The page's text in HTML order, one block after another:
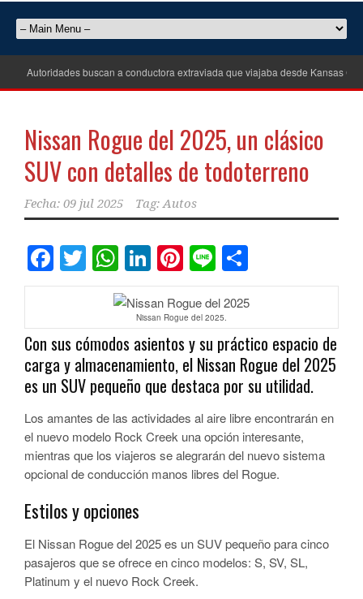
Autoridades buscan a conductora extraviada que viajaba desde Kansas City
Nissan Rogue del 2025, un clásico
SUV con detalles de todoterreno
Fecha: 09 jul 2025 Tag:Autos
Facebook
Twitter
WhatsApp
LinkedIn
Pinterest
Line
Nissan Rogue del 2025.
Con sus cómodos asientos y su práctico espacio de
carga y almacenamiento, el Nissan Rogue del 2025
es un SUV pequeño que destaca por su utilidad.
Los amantes de las actividades al aire libre encontrarán en
el nuevo modelo Rock Creek una opción interesante,
mientras que los viajeros se alegrarán del nuevo sistema
opcional de conducción manos libres del Rogue.
Estilos y opciones
El Nissan Rogue del 2025 es un SUV pequeño para cinco
pasajeros que se ofrece en cinco modelos: S, SV, SL,
Platinum y el nuevo Rock Creek.